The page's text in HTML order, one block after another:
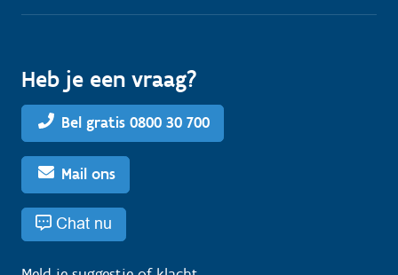
Heb je een vraag?
Bel gratis 0800 30 700
Mail ons
Chat nu